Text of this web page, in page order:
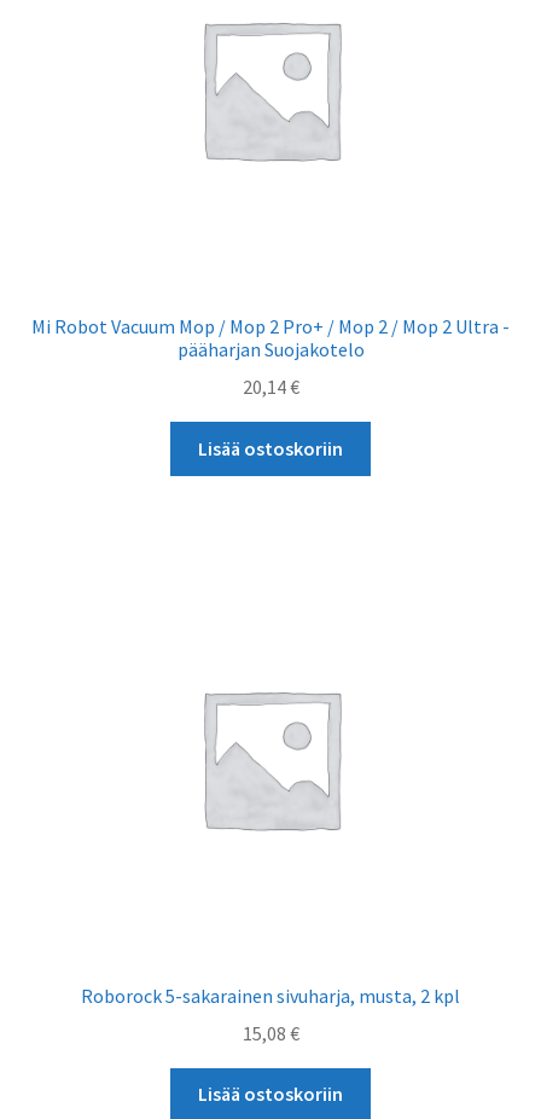
Mi Robot Vacuum Mop / Mop 2 Pro+ / Mop 2 / Mop 2 Ultra -
pääharjan Suojakotelo
20,14€
Lisää ostoskoriin
Roborock 5-sakarainen sivuharja, musta, 2 kpl
15,08 €
Lisää ostoskoriin